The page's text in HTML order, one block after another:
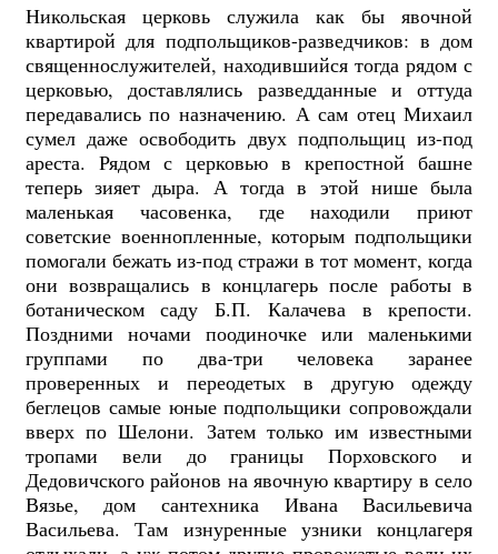
Никольская церковь служила как бы явочной
квартирой для подпольщиков-разведчиков: в дом
священнослужителей, находившийся тогда рядом с
церковью, доставлялись разведданные и оттуда
передавались по назначению. А сам отец Михаил
сумел даже освободить двух подпольщиц из-под
ареста. Рядом с церковью в крепостной башне
теперь зияет дыра. А тогда в этой нише была
маленькая часовенка, где находили приют
советские военнопленные, которым подпольщики
помогали бежать из-под стражи в тот момент, когда
они возвращались в концлагерь после работы в
ботаническом саду Б.П. Калачева в крепости.
Поздними ночами поодиночке или маленькими
группами по два-три человека заранее
проверенных и переодетых в другую одежду
беглецов самые юные подпольщики сопровождали
вверх по Шелони. Затем только им известными
тропами вели до границы Порховского и
Дедовичского районов на явочную квартиру в село
Вязье, дом сантехника Ивана Васильевича
Васильева. Там изнуренные узники концлагеря